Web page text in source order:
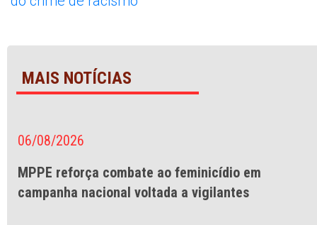
MAIS NOTÍCIAS
06/08/2026
MPPE reforça combate ao feminicídio em
campanha nacional voltada a vigilantes